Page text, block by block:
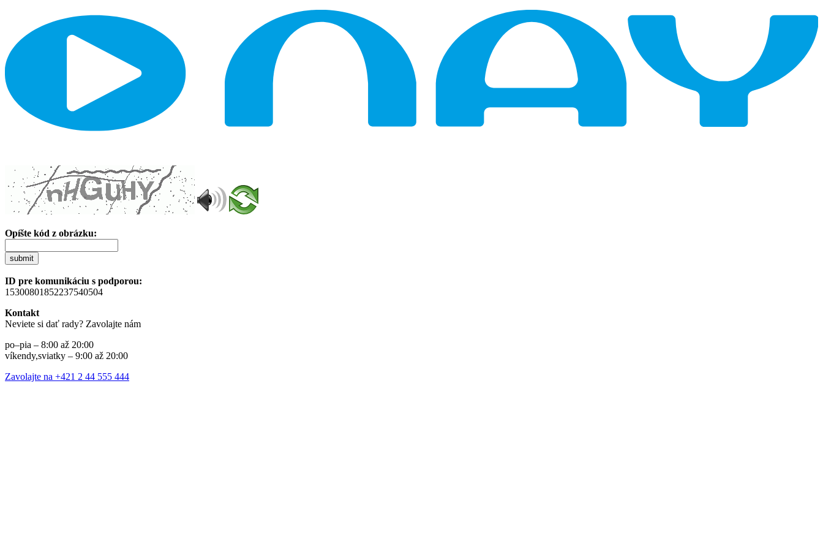
Opíšte kód z obrázku:
submit
ID pre komunikáciu s podporou:
15300801852237540504
Kontakt
Neviete si dať rady? Zavolajte nám
po–pia – 8:00 až 20:00
víkendy,sviatky – 9:00 až 20:00
Zavolajte na +421 2 44 555 444